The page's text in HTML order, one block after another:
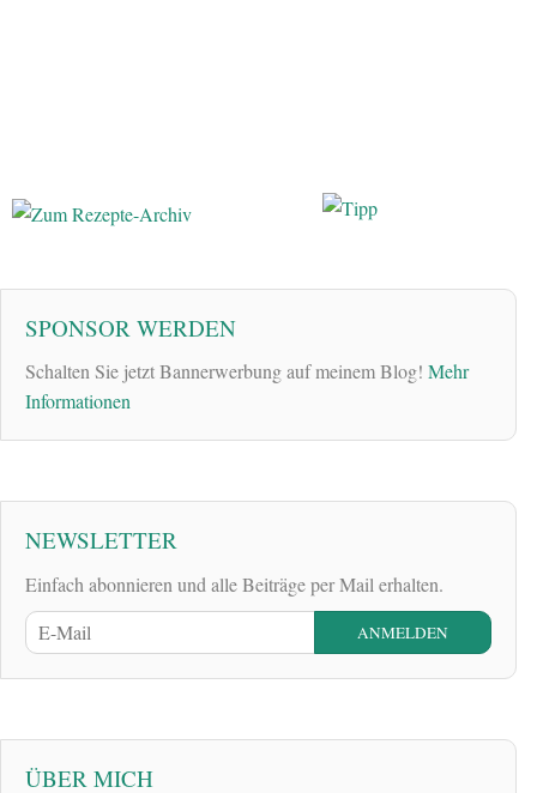
SPONSOR WERDEN
Schalten Sie jetzt Bannerwerbung auf meinem Blog! Mehr
Informationen
NEWSLETTER
Einfach abonnieren und alle Beiträge per Mail erhalten.
ÜBER MICH